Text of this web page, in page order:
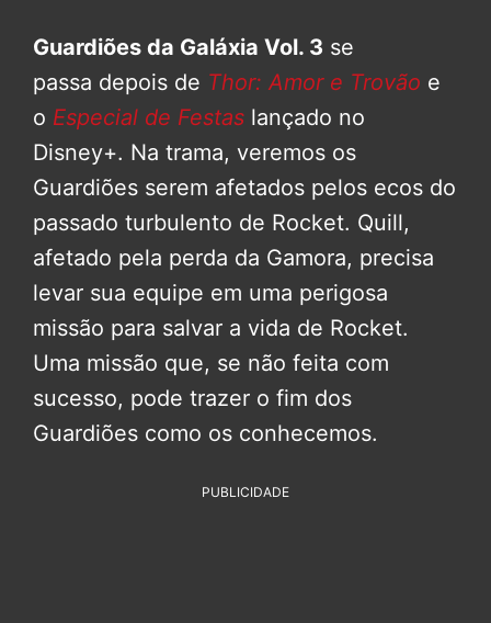
Guardiões da Galáxia Vol. 3 se
passa depois de Thor: Amor e Trovão e
o Especial de Festas lançado no
Disney+. Na trama, veremos os
Guardiões serem afetados pelos ecos do
passado turbulento de Rocket. Quill,
afetado pela perda da Gamora, precisa
levar sua equipe em uma perigosa
missão para salvar a vida de Rocket.
Uma missão que, se não feita com
sucesso, pode trazer o fim dos
Guardiões como os conhecemos.
PUBLICIDADE